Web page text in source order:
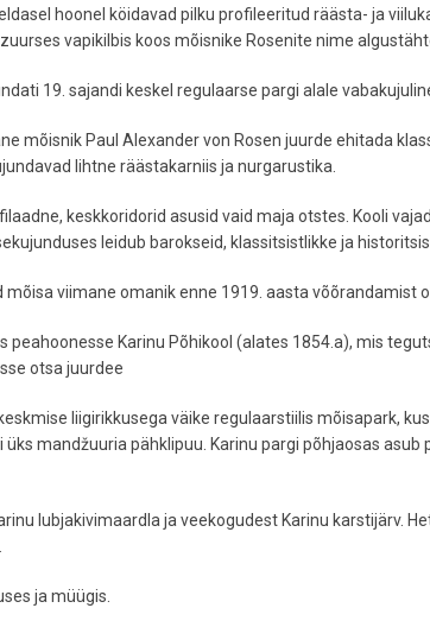
hoonel köidavad pilku profileeritud räästa- ja
vapikilbis koos mõisnike Rosenite nime
19. sajandi keskel regulaarse pargi alale
mõisnik Paul Alexander von Rosen juurde ehitada
lihtne räästakarniis ja nurgarustika.
keskkoridorid asusid vaid maja otstes. Kooli
leidub barokseid, klassitsistlikke ja
viimane omanik enne 1919. aasta võõrandamist
peahoonesse Karinu Põhikool (alates 1854.a), mis
otsa juurdee
liigirikkusega väike regulaarstiilis mõisapark,
üks mandžuuria pähklipuu. Karinu pargi põhjaosas
lubjakivimaardla ja veekogudest Karinu karstijärv.
ja müügis.